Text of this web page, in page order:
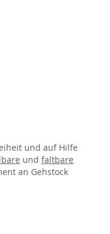
und auf Hilfe
und faltbare
an Gehstock